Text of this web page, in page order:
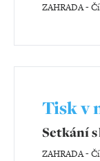
ZAHRADA-
Tisk v
Setkání
ZAHRADA-